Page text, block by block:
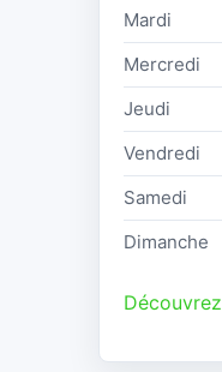
Mardi
Mercredi
Jeudi
Vendredi
Samedi
Dimanche